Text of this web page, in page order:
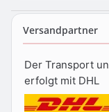
Versandpartner
Der Transport
erfolgt mit DHL